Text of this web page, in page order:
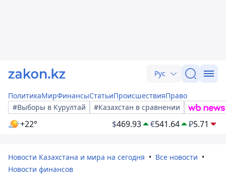
Рус
ПолитикаМирФинансыСтатьиПроисшествияПраво
#Выборы в Курултай
#Казахстан в сравнении
+22° $469.93 €541.64 ₽5.71
Новости Казахстана и мира на сегодня
Все новости
Новости финансов